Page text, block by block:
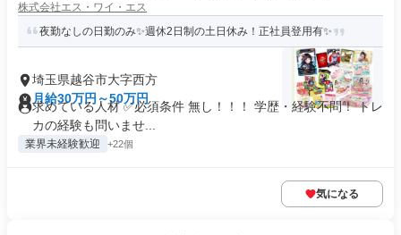
株式会社エス・ワイ・エス
夜勤なしの日勤のみ✨週休2日制の土日休み！正社員登用有✨
埼玉県越谷市大字西方
月給30万円～50万円
求めている人材 ✅必須条件 無し！！！ 学歴・経験不問！ トレ
カの経験も問いませ...
業界未経験歓迎 +22個
気になる